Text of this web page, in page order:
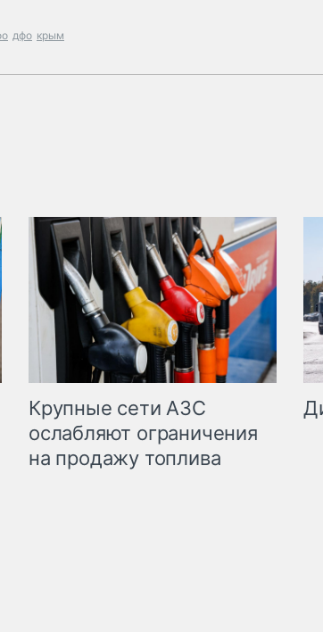
дфо крым
Крупные сети АЗС
ослабляют ограничения
на продажу топлива